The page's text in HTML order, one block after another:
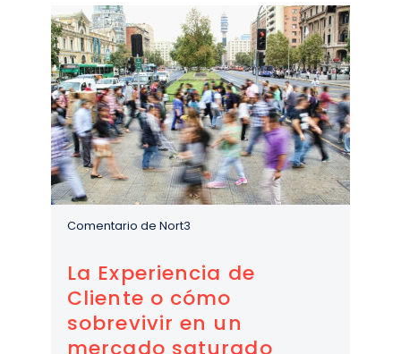
Comentario de Nort3
La Experiencia de
Cliente o cómo
sobrevivir en un
mercado saturado